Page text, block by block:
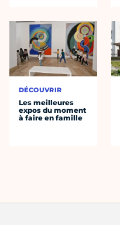
DÉCOUVRIR
Les meilleures
expos du moment
à faire en famille